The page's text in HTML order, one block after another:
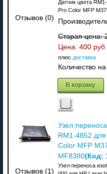
Отзывов (0)
Датчик цвета
Pro Color MFP
Старая цена:
Цена: 400 руб
плюс доставка
Количество
В корзину
Отзывов (1)
Узел
RM1-4852
Color MFP
MF8380(Код:
Узел переноса